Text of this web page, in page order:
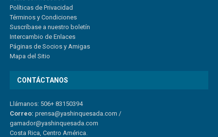
Políticas de Privacidad
Términos y Condiciones
Suscríbase a nuestro boletín
Intercambio de Enlaces
Páginas de Socios y Amigas
Mapa del Sitio
CONTÁCTANOS
Llámanos: 506+ 83150394
Correo: prensa@yashinquesada.com /
gamador@yashinquesada.com
Costa Rica, Centro América.